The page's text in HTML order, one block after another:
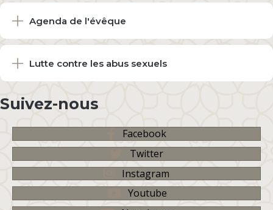
Agenda de l'évêque
Lutte contre les abus sexuels
Suivez-nous
Facebook
Twitter
Instagram
Youtube